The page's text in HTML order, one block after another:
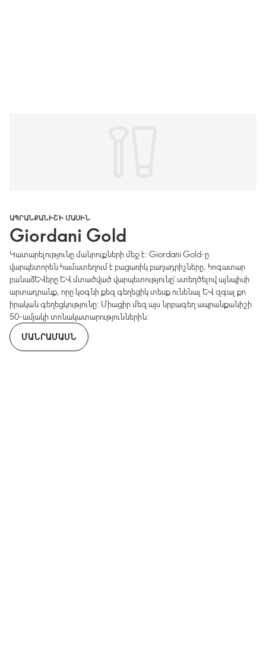
ԱՊՐԱՆՔԱՆԻՇԻ ՄԱՍԻՆ
Giordani Gold
Կատարելությունը մանրուքների մեջ է: Giordani Gold-ը
վարպետորեն համատեղում է բացառիկ բաղադրիչները, հոգատար
բանաձևերը և մտածված վարպետությունը՝ ստեղծելով այնպիսի
արտադրանք, որը կօգնի քեզ գեղեցիկ տեսք ունենալ և զգալ քո
իրական գեղեցկությունը: Միացիր մեզ այս նրբագեղ ապրանքանիշի
50-ամյակի տոնակատարություններին:
ՄԱՆՐԱՄԱՍՆ